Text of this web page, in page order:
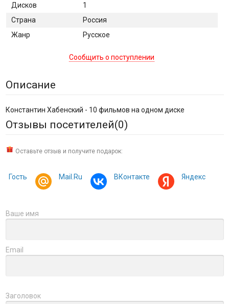
Дисков
1
Страна
Россия
Жанр
Русское
Сообщить о поступлении
Описание
Константин Хабенский - 10 фильмов на одном диске
Отзывы посетителей(0)
Оставьте отзыв и получите подарок:
Гость Mail.Ru ВКонтакте Яндекс
Ваше имя
Email
Заголовок